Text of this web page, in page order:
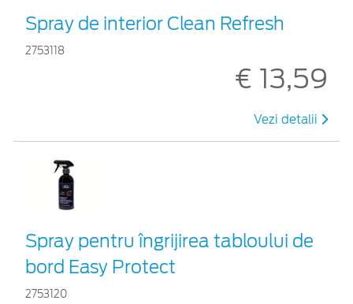
Spray de interior Clean Refresh
2753118
€ 13,59
Vezi detalii
Spray pentru îngrijirea tabloului de
bord Easy Protect
2753120